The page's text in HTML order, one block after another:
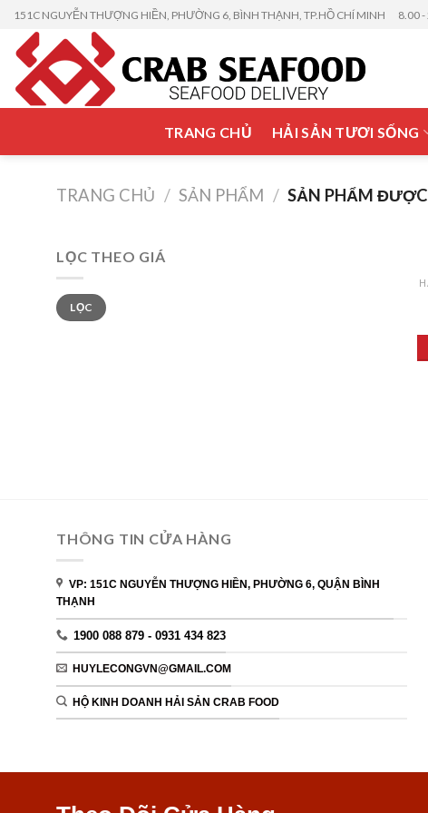
Skip
content
151C NGUYỄN THƯỢNG HIỀN, PHƯỜNG 6, BÌNH THẠNH, TP.HỒ CHÍ MINH 8.00
TRANG CHỦ HẢI SẢN TƯƠI SỐNG
TRANG CHỦ / SẢN PHẨM / SẢN PHẨM
LỌC THEO GIÁ
Giá
thấp
nhất
Giá
cao
nhất
LỌC
THÔNG TIN CỬA HÀNG
VP: 151C NGUYỄN THƯỢNG HIỀN, PHƯỜNG 6, QUẬN BÌNH
THẠNH
1900 088 879 - 0931 434 823
HUYLECONGVN@GMAIL.COM
HỘ KINH DOANH HẢI SẢN CRAB FOOD